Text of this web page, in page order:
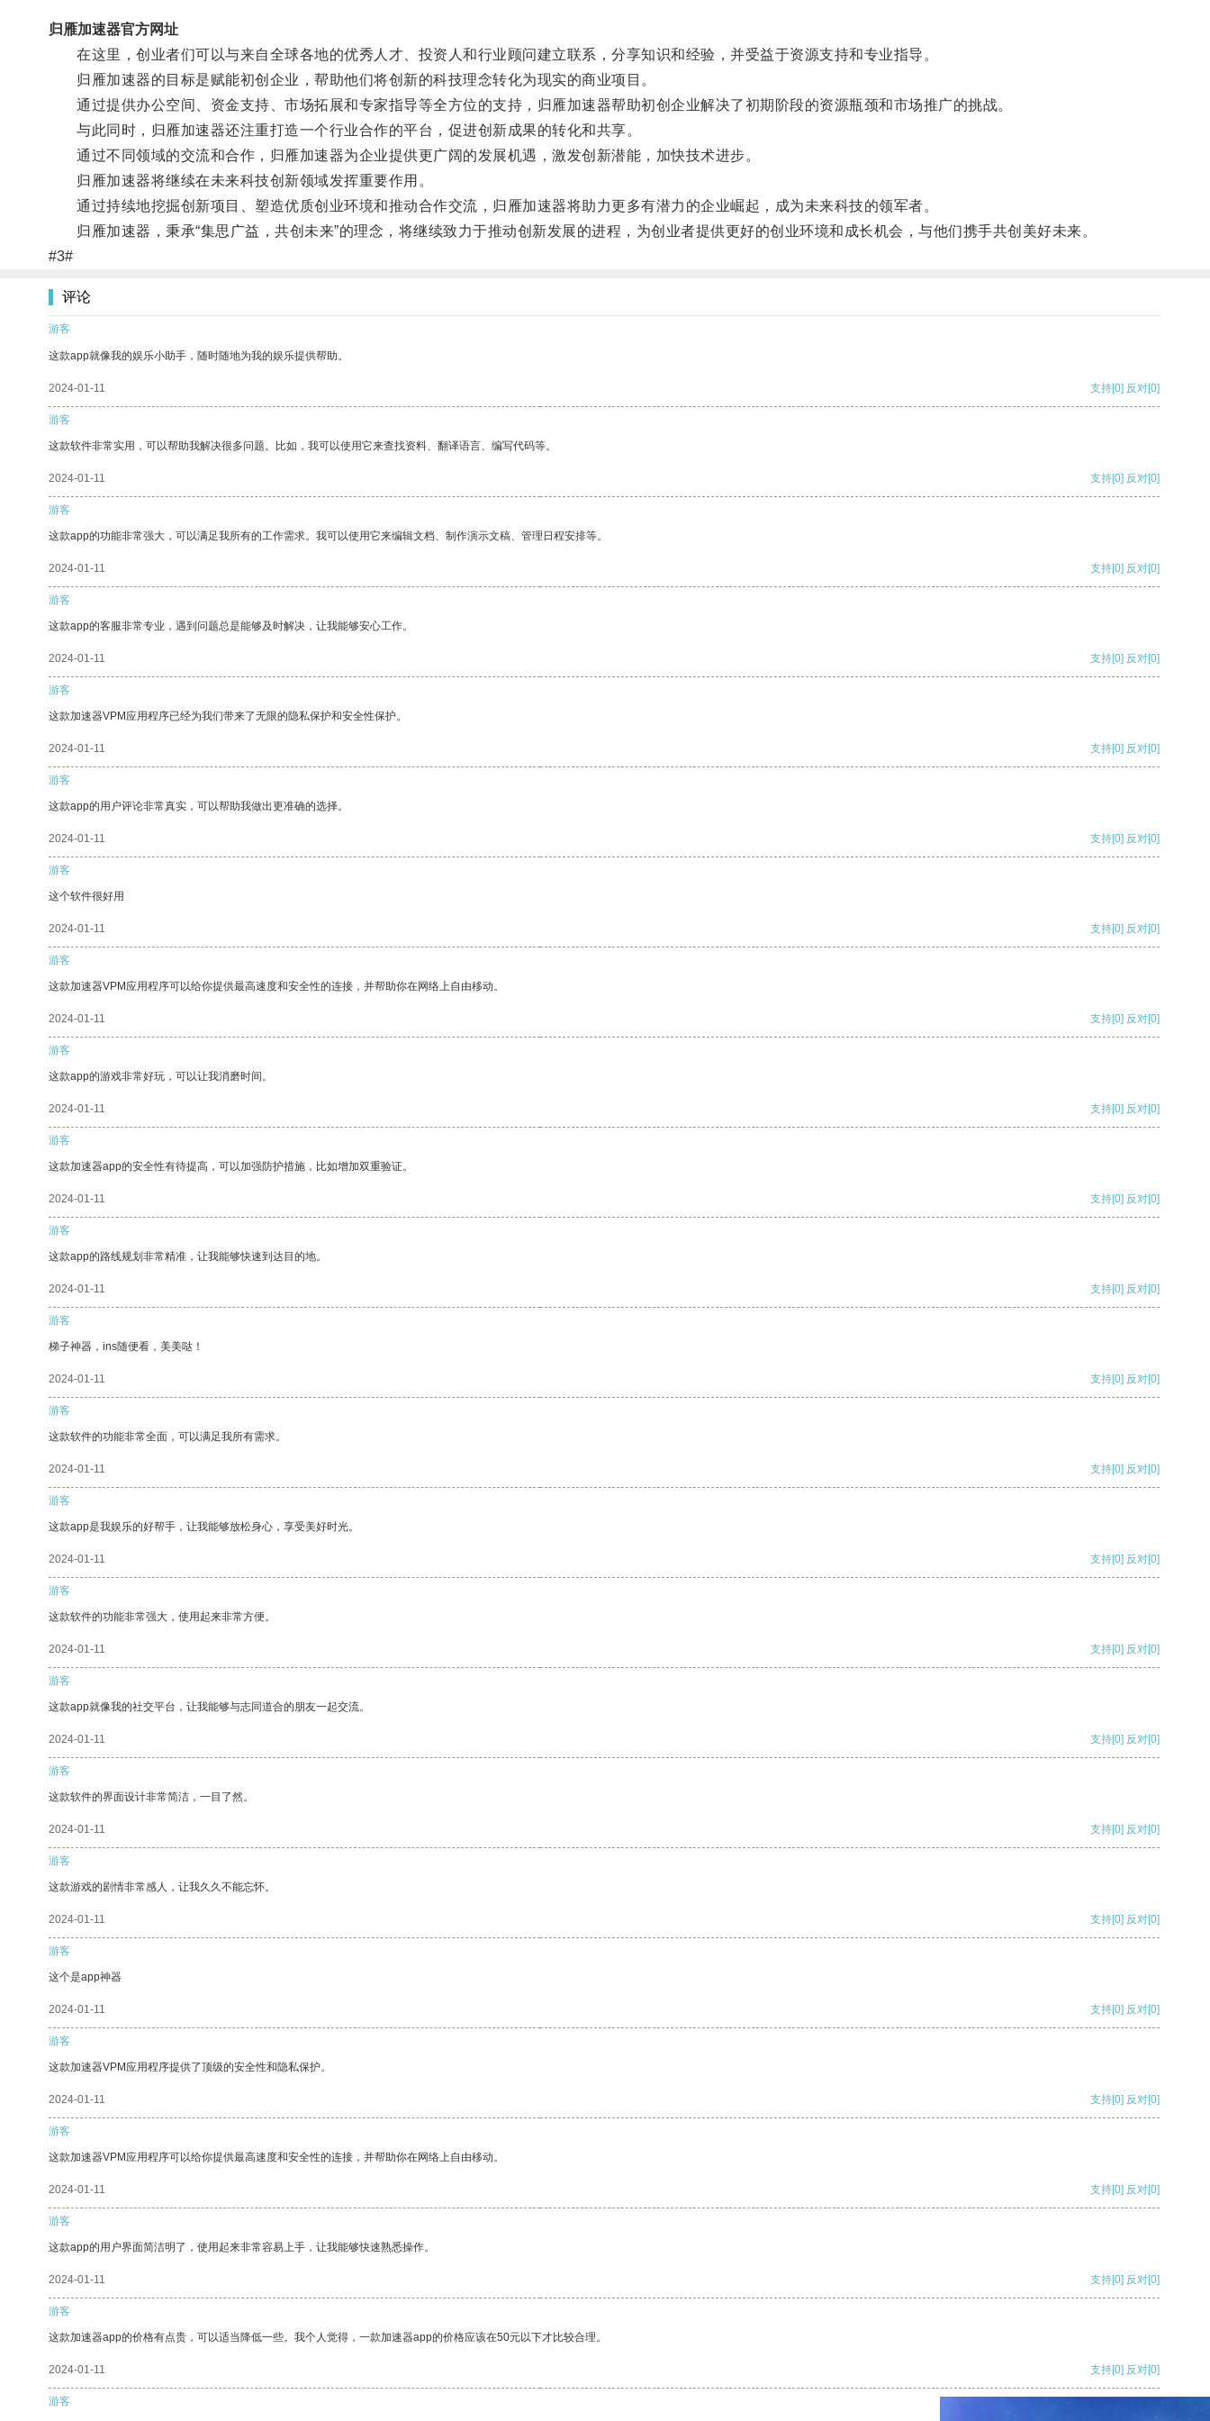
归雁加速器官方网址
在这里，创业者们可以与来自全球各地的优秀人才、投资人和行业顾问建立联系，分享知识和经验，并受益于资源支持和专业指导。
归雁加速器的目标是赋能初创企业，帮助他们将创新的科技理念转化为现实的商业项目。
通过提供办公空间、资金支持、市场拓展和专家指导等全方位的支持，归雁加速器帮助初创企业解决了初期阶段的资源瓶颈和市场推广的挑战。
与此同时，归雁加速器还注重打造一个行业合作的平台，促进创新成果的转化和共享。
通过不同领域的交流和合作，归雁加速器为企业提供更广阔的发展机遇，激发创新潜能，加快技术进步。
归雁加速器将继续在未来科技创新领域发挥重要作用。
通过持续地挖掘创新项目、塑造优质创业环境和推动合作交流，归雁加速器将助力更多有潜力的企业崛起，成为未来科技的领军者。
归雁加速器，秉承“集思广益，共创未来”的理念，将继续致力于推动创新发展的进程，为创业者提供更好的创业环境和成长机会，与他们携手共创美好未来。
#3#
评论
游客
这款app就像我的娱乐小助手，随时随地为我的娱乐提供帮助。
2024-01-11 支持[0] 反对[0]
游客
这款软件非常实用，可以帮助我解决很多问题。比如，我可以使用它来查找资料、翻译语言、编写代码等。
2024-01-11 支持[0] 反对[0]
游客
这款app的功能非常强大，可以满足我所有的工作需求。我可以使用它来编辑文档、制作演示文稿、管理日程安排等。
2024-01-11 支持[0] 反对[0]
游客
这款app的客服非常专业，遇到问题总是能够及时解决，让我能够安心工作。
2024-01-11 支持[0] 反对[0]
游客
这款加速器VPM应用程序已经为我们带来了无限的隐私保护和安全性保护。
2024-01-11 支持[0] 反对[0]
游客
这款app的用户评论非常真实，可以帮助我做出更准确的选择。
2024-01-11 支持[0] 反对[0]
游客
这个软件很好用
2024-01-11 支持[0] 反对[0]
游客
这款加速器VPM应用程序可以给你提供最高速度和安全性的连接，并帮助你在网络上自由移动。
2024-01-11 支持[0] 反对[0]
游客
这款app的游戏非常好玩，可以让我消磨时间。
2024-01-11 支持[0] 反对[0]
游客
这款加速器app的安全性有待提高，可以加强防护措施，比如增加双重验证。
2024-01-11 支持[0] 反对[0]
游客
这款app的路线规划非常精准，让我能够快速到达目的地。
2024-01-11 支持[0] 反对[0]
游客
梯子神器，ins随便看，美美哒！
2024-01-11 支持[0] 反对[0]
游客
这款软件的功能非常全面，可以满足我所有需求。
2024-01-11 支持[0] 反对[0]
游客
这款app是我娱乐的好帮手，让我能够放松身心，享受美好时光。
2024-01-11 支持[0] 反对[0]
游客
这款软件的功能非常强大，使用起来非常方便。
2024-01-11 支持[0] 反对[0]
游客
这款app就像我的社交平台，让我能够与志同道合的朋友一起交流。
2024-01-11 支持[0] 反对[0]
游客
这款软件的界面设计非常简洁，一目了然。
2024-01-11 支持[0] 反对[0]
游客
这款游戏的剧情非常感人，让我久久不能忘怀。
2024-01-11 支持[0] 反对[0]
游客
这个是app神器
2024-01-11 支持[0] 反对[0]
游客
这款加速器VPM应用程序提供了顶级的安全性和隐私保护。
2024-01-11 支持[0] 反对[0]
游客
这款加速器VPM应用程序可以给你提供最高速度和安全性的连接，并帮助你在网络上自由移动。
2024-01-11 支持[0] 反对[0]
游客
这款app的用户界面简洁明了，使用起来非常容易上手，让我能够快速熟悉操作。
2024-01-11 支持[0] 反对[0]
游客
这款加速器app的价格有点贵，可以适当降低一些。我个人觉得，一款加速器app的价格应该在50元以下才比较合理。
2024-01-11 支持[0] 反对[0]
游客